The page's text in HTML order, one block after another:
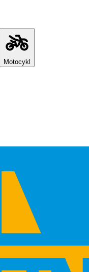
Motocykl